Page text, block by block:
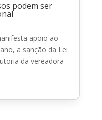
podem ser
apoio ao
a sanção da Lei
da vereadora